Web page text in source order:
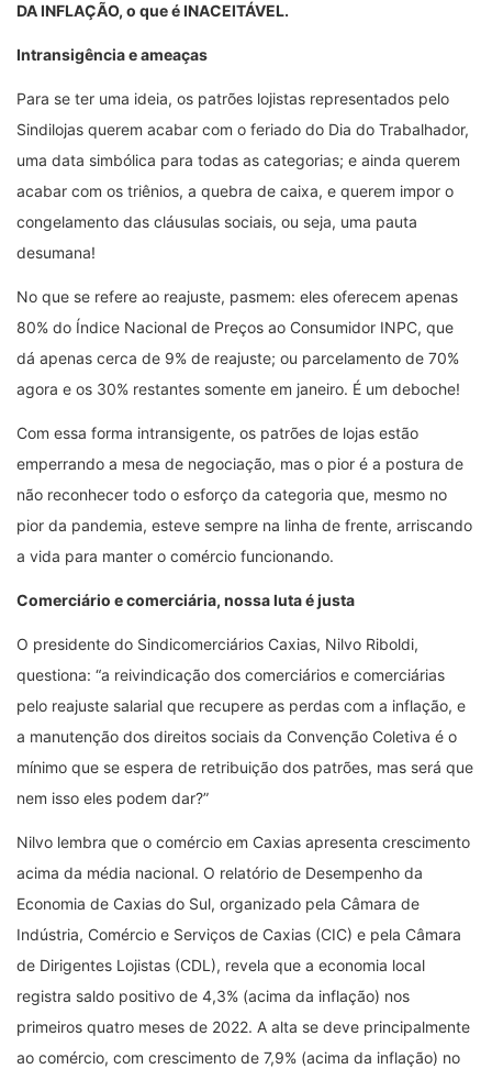
DA INFLAÇÃO, o que é INACEITÁVEL.
Intransigência e ameaças
Para se ter uma ideia, os patrões lojistas representados pelo
Sindilojas querem acabar com o feriado do Dia do Trabalhador,
uma data simbólica para todas as categorias; e ainda querem
acabar com os triênios, a quebra de caixa, e querem impor o
congelamento das cláusulas sociais, ou seja, uma pauta
desumana!
No que se refere ao reajuste, pasmem: eles oferecem apenas
80% do Índice Nacional de Preços ao Consumidor INPC, que
dá apenas cerca de 9% de reajuste; ou parcelamento de 70%
agora e os 30% restantes somente em janeiro. É um deboche!
Com essa forma intransigente, os patrões de lojas estão
emperrando a mesa de negociação, mas o pior é a postura de
não reconhecer todo o esforço da categoria que, mesmo no
pior da pandemia, esteve sempre na linha de frente, arriscando
a vida para manter o comércio funcionando.
Comerciário e comerciária, nossa luta é justa
O presidente do Sindicomerciários Caxias, Nilvo Riboldi,
questiona: “a reivindicação dos comerciários e comerciárias
pelo reajuste salarial que recupere as perdas com a inflação, e
a manutenção dos direitos sociais da Convenção Coletiva é o
mínimo que se espera de retribuição dos patrões, mas será que
nem isso eles podem dar?”
Nilvo lembra que o comércio em Caxias apresenta crescimento
acima da média nacional. O relatório de Desempenho da
Economia de Caxias do Sul, organizado pela Câmara de
Indústria, Comércio e Serviços de Caxias (CIC) e pela Câmara
de Dirigentes Lojistas (CDL), revela que a economia local
registra saldo positivo de 4,3% (acima da inflação) nos
primeiros quatro meses de 2022. A alta se deve principalmente
ao comércio, com crescimento de 7,9% (acima da inflação) no